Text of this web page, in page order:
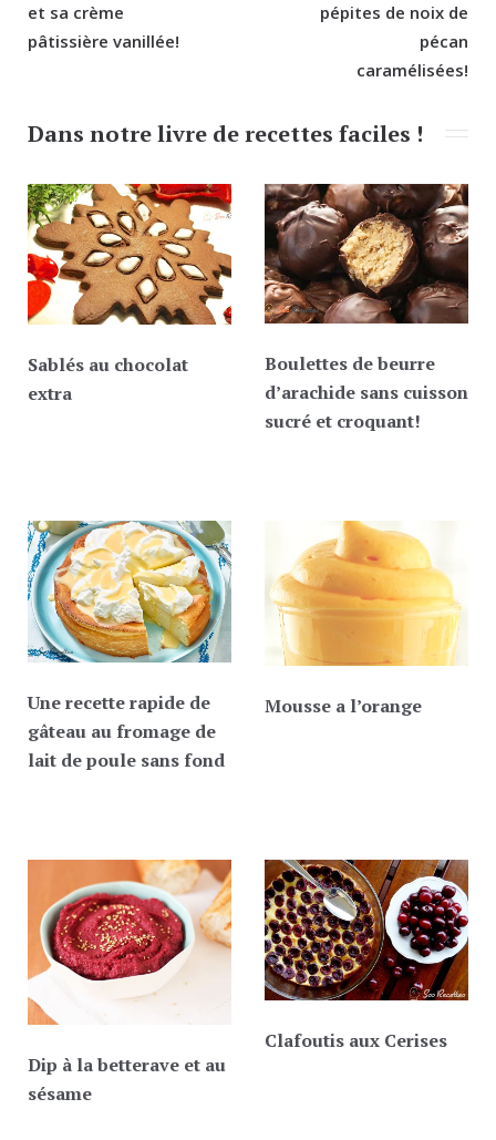
et sa crème
pâtissière vanillée!
pépites de noix de
pécan
caramélisées!
Dans notre livre de recettes faciles !
Sablés au chocolat
extra
Boulettes de beurre
d’arachide sans cuisson
sucré et croquant!
Une recette rapide de
gâteau au fromage de
lait de poule sans fond
Mousse a l’orange
Dip à la betterave et au
sésame
Clafoutis aux Cerises